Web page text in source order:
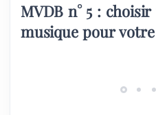
MVDB n° 5 :
musique pour